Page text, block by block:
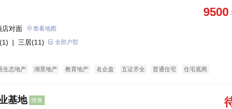
9500
店对面 查看地图
| 三居(11) 全部户型
生态地产 湖景地产 教育地产 名企盘 五证齐全 普通住宅 住宅底商
基地 待售